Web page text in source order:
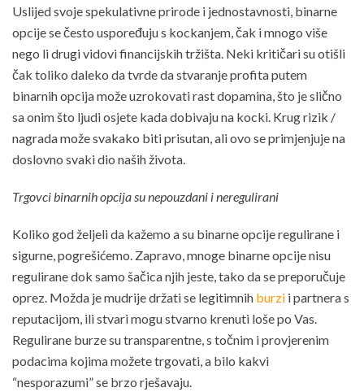
Uslijed svoje spekulativne prirode i jednostavnosti, binarne
opcije se često uspoređuju s kockanjem, čak i mnogo više
nego li drugi vidovi financijskih tržišta. Neki kritičari su otišli
čak toliko daleko da tvrde da stvaranje profita putem
binarnih opcija može uzrokovati rast dopamina, što je slično
sa onim što ljudi osjete kada dobivaju na kocki. Krug rizik /
nagrada može svakako biti prisutan, ali ovo se primjenjuje na
doslovno svaki dio naših života.
Trgovci binarnih opcija su nepouzdani i neregulirani
Koliko god željeli da kažemo a su binarne opcije regulirane i
sigurne, pogrešićemo. Zapravo, mnoge binarne opcije nisu
regulirane dok samo šačica njih jeste, tako da se preporučuje
oprez. Možda je mudrije držati se legitimnih burzi i partnera s
reputacijom, ili stvari mogu stvarno krenuti loše po Vas.
Regulirane burze su transparentne, s točnim i provjerenim
podacima kojima možete trgovati, a bilo kakvi
“nesporazumi” se brzo rješavaju.